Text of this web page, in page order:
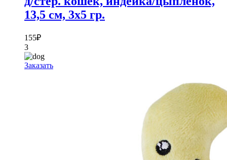
13,5 см, 3х5 гр.
155₽
3
Заказать